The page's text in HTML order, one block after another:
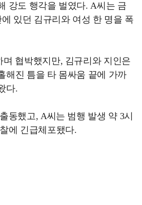
강도 행각을 벌였다. A씨는 금
있던 김규리와 여성 한 명을 폭
협박했지만, 김규리와 지인은
해진 틈을 타 몸싸움 끝에 가까
다.
동했고, A씨는 범행 발생 약 3시
에 긴급체포됐다.